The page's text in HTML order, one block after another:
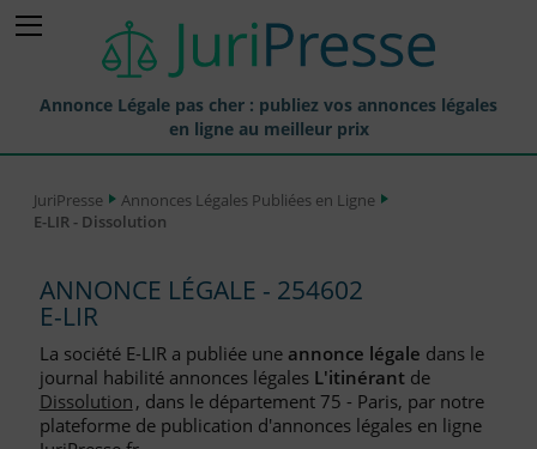
Annonce Légale pas cher : publiez vos annonces légales
en ligne au meilleur prix
Annonces Légales Publiées
Journaux Habilités (JAL) Annonces Légales
Départements pour la Publication d'Annonces Légales
Liste des Greffes
JuriPresse
Annonces Légales Publiées en Ligne
E-LIR - Dissolution
ANNONCE LÉGALE - 254602
E-LIR
La société E-LIR a publiée une annonce légale dans le
journal habilité annonces légales L'itinérantde
Dissolution, dans le département 75 - Paris, par notre
plateforme de publication d'annonces légales en ligne